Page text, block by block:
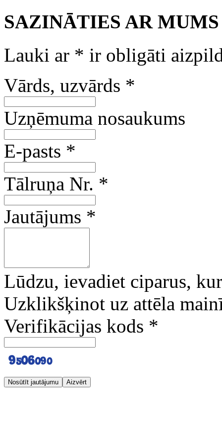
SAZINĀTIES AR MUMS
Lauki ar * ir obligāti
Vārds, uzvārds *
Uzņēmuma nosaukums
E-pasts *
Tālruņa Nr. *
Jautājums *
Lūdzu, ievadiet ciparus,
Uzklikšķinot uz attēla
Verifikācijas kods *
Nosūtīt jautājumu Aizvērt